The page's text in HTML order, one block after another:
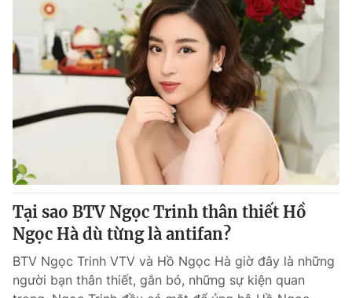
Tại sao BTV Ngọc Trinh thân thiết Hồ
Ngọc Hà dù từng là antifan?
BTV Ngọc Trinh VTV và Hồ Ngọc Hà giờ đây là những
người bạn thân thiết, gắn bó, những sự kiện quan